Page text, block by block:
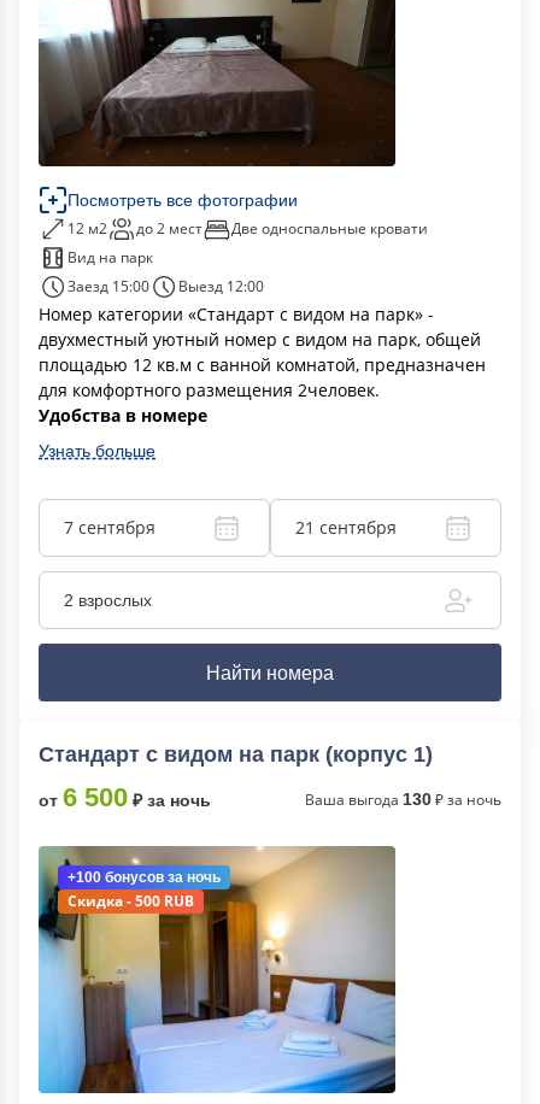
Посмотреть все фотографии
12 м2 до 2 мест
Две односпальные кровати
Вид на парк
Заезд 15:00
Выезд 12:00
Номер категории «Стандарт с видом на парк» -
двухместный уютный номер с видом на парк, общей
площадью 12 кв.м с ванной комнатой, предназначен
для комфортного размещения 2человек.
Удобства в номере
Узнать больше
7 сентября 21 сентября
2 взрослых
Найти номера
Стандарт с видом на парк (корпус 1)
от 6 500 ₽ за ночь Ваша выгода 130₽ за ночь
+100 бонусов за ночь
Скидка - 500 RUB